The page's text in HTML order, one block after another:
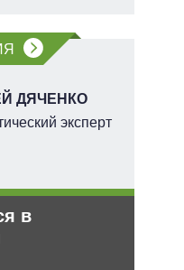
ДЯЧЕНКО
эксперт
в